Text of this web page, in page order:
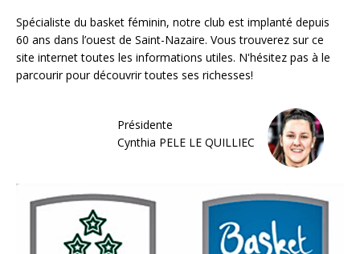
Spécialiste du basket féminin, notre club est implanté depuis
60 ans dans l’ouest de Saint-Nazaire. Vous trouverez sur ce
site internet toutes les informations utiles. N'hésitez pas à le
parcourir pour découvrir toutes ses richesses!
Présidente
Cynthia PELE LE QUILLIEC